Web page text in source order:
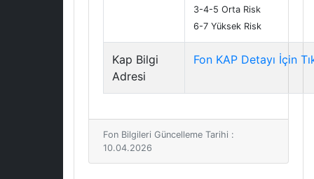
3-4-5 Orta Risk
6-7 Yüksek Risk
Kap Bilgi
Adresi
Fon KAP Detayı İçin
Fon Bilgileri Güncelleme Tarihi :
10.04.2026